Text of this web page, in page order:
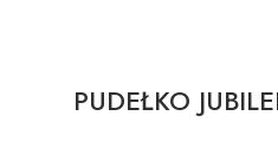
PUDEŁKO